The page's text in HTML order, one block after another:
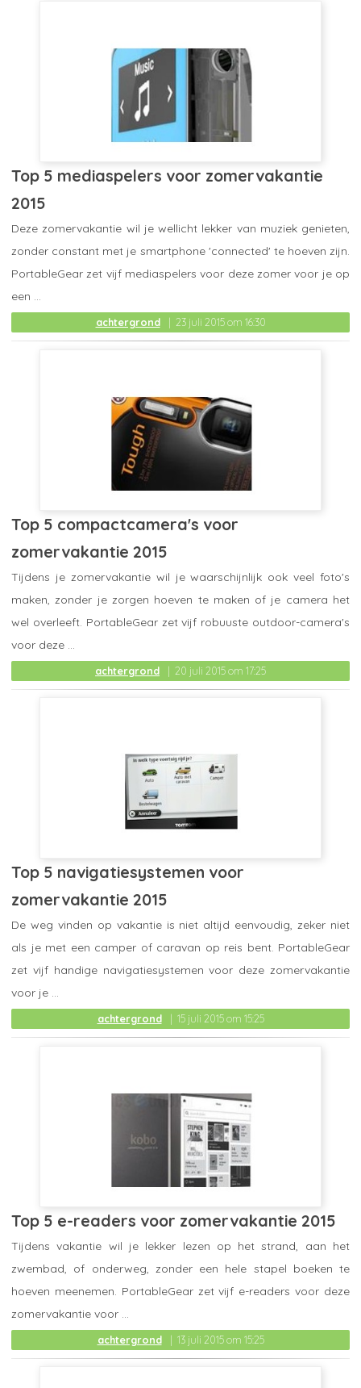
Top 5 mediaspelers voor zomervakantie
2015
achtergrond 23 juli 2015 om 16:30
Deze zomervakantie wil je wellicht lekker van muziek genieten,
zonder constant met je smartphone 'connected' te hoeven zijn.
PortableGear zet vijf mediaspelers voor deze zomer voor je op
een ...
Top 5 compactcamera's voor
zomervakantie 2015
achtergrond 20 juli 2015 om 17:25
Tijdens je zomervakantie wil je waarschijnlijk ook veel foto's
maken, zonder je zorgen hoeven te maken of je camera het
wel overleeft. PortableGear zet vijf robuuste outdoor-camera's
voor deze ...
Top 5 navigatiesystemen voor
zomervakantie 2015
achtergrond 15 juli 2015 om 15:25
De weg vinden op vakantie is niet altijd eenvoudig, zeker niet
als je met een camper of caravan op reis bent. PortableGear
zet vijf handige navigatiesystemen voor deze zomervakantie
voor je ...
Top 5 e-readers voor zomervakantie 2015
achtergrond 13 juli 2015 om 15:25
Tijdens vakantie wil je lekker lezen op het strand, aan het
zwembad, of onderweg, zonder een hele stapel boeken te
hoeven meenemen. PortableGear zet vijf e-readers voor deze
zomervakantie voor ...